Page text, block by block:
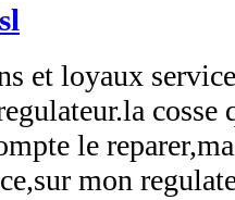
et loyaux
cosse
le
mon